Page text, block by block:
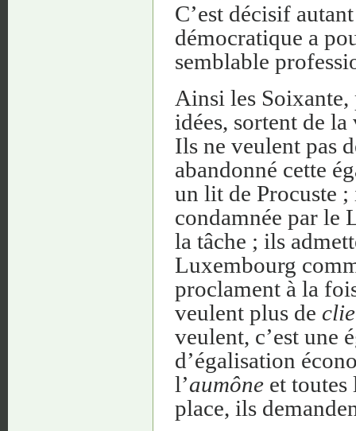
C’est décisif
démocratique a
semblable
Ainsi les
idées, sortent de
Ils ne veulent pas
abandonné cette
un lit de Procuste
condamnée par le
la tâche ; ils
Luxembourg
proclament à la
veulent plus de
veulent, c’est une
d’égalisation
l’aumône et
place, ils